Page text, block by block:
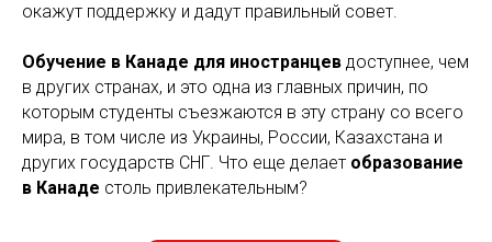
окажут поддержку и дадут правильный совет.
Обучение в Канаде для иностранцев доступнее, чем
в других странах, и это одна из главных причин, по
которым студенты съезжаются в эту страну со всего
мира, в том числе из Украины, России, Казахстана и
других государств СНГ. Что еще делает образование
в Канаде столь привлекательным?